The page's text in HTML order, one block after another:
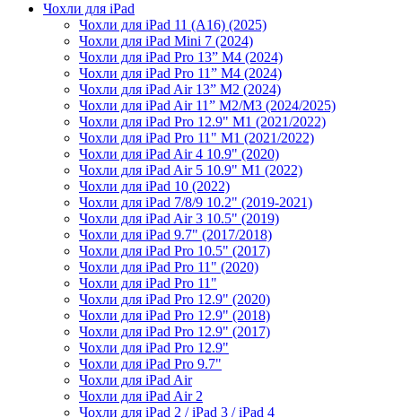
Чохли для iPad
Чохли для iPad 11 (A16) (2025)
Чохли для iPad Mini 7 (2024)
Чохли для iPad Pro 13” M4 (2024)
Чохли для iPad Pro 11” M4 (2024)
Чохли для iPad Air 13” M2 (2024)
Чохли для iPad Air 11” M2/M3 (2024/2025)
Чохли для iPad Pro 12.9" M1 (2021/2022)
Чохли для iPad Pro 11" M1 (2021/2022)
Чохли для iPad Air 4 10.9" (2020)
Чохли для iPad Air 5 10.9" M1 (2022)
Чохли для iPad 10 (2022)
Чохли для iPad 7/8/9 10.2" (2019-2021)
Чохли для iPad Air 3 10.5" (2019)
Чохли для iPad 9.7" (2017/2018)
Чохли для iPad Pro 10.5" (2017)
Чохли для iPad Pro 11" (2020)
Чохли для iPad Pro 11"
Чохли для iPad Pro 12.9" (2020)
Чохли для iPad Pro 12.9" (2018)
Чохли для iPad Pro 12.9" (2017)
Чохли для iPad Pro 12.9"
Чохли для iPad Pro 9.7"
Чохли для iPad Air
Чохли для iPad Air 2
Чохли для iPad 2 / iPad 3 / iPad 4